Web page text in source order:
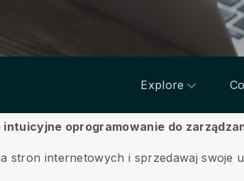
Explore
intuicyjne oprogramowanie do
internetowych i sprzedawaj swoje